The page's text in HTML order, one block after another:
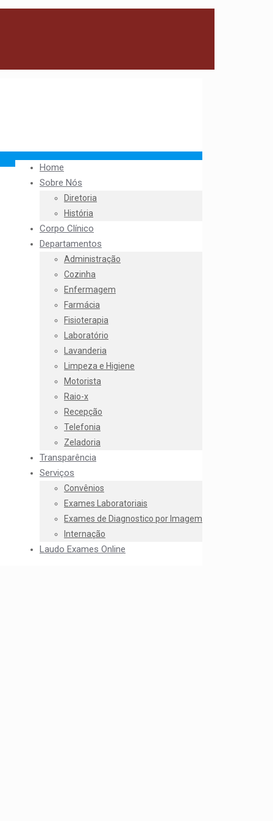
Home
Sobre Nós
Diretoria
História
Corpo Clínico
Departamentos
Administração
Cozinha
Enfermagem
Farmácia
Fisioterapia
Laboratório
Lavanderia
Limpeza e Higiene
Motorista
Raio-x
Recepção
Telefonia
Zeladoria
Transparência
Serviços
Convênios
Exames Laboratoriais
Exames de Diagnostico por Imagem
Internação
Laudo Exames Online